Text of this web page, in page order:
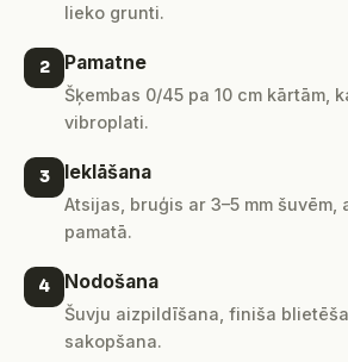
lieko grunti.
2 Pamatne
Šķembas 0/45 pa 10 cm kārtām,
vibroplati.
3 Ieklāšana
Atsijas, bruģis ar 3–5 mm šuvēm,
pamatā.
4 Nodošana
Šuvju aizpildīšana, finiša
sakopšana.